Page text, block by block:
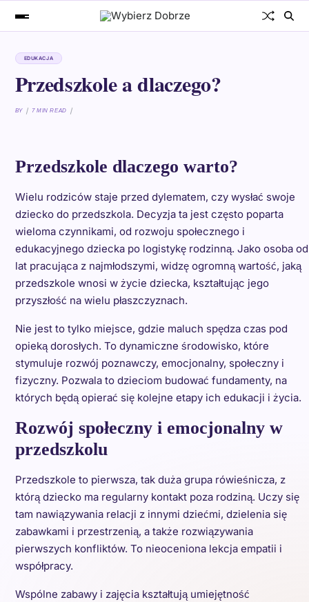
EDUKACJA
Przedszkole a dlaczego?
BY 7 MIN READ
Przedszkole dlaczego warto?
Wielu rodziców staje przed dylematem, czy wysłać swoje
dziecko do przedszkola. Decyzja ta jest często poparta
wieloma czynnikami, od rozwoju społecznego i
edukacyjnego dziecka po logistykę rodzinną. Jako osoba od
lat pracująca z najmłodszymi, widzę ogromną wartość, jaką
przedszkole wnosi w życie dziecka, kształtując jego
przyszłość na wielu płaszczyznach.
Nie jest to tylko miejsce, gdzie maluch spędza czas pod
opieką dorosłych. To dynamiczne środowisko, które
stymuluje rozwój poznawczy, emocjonalny, społeczny i
fizyczny. Pozwala to dzieciom budować fundamenty, na
których będą opierać się kolejne etapy ich edukacji i życia.
Rozwój społeczny i emocjonalny w
przedszkolu
Przedszkole to pierwsza, tak duża grupa rówieśnicza, z
którą dziecko ma regularny kontakt poza rodziną. Uczy się
tam nawiązywania relacji z innymi dziećmi, dzielenia się
zabawkami i przestrzenią, a także rozwiązywania
pierwszych konfliktów. To nieoceniona lekcja empatii i
współpracy.
Wspólne zabawy i zajęcia kształtują umiejętność